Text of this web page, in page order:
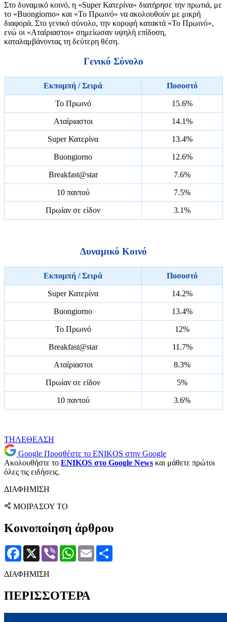
Στο δυναμικό κοινό, η «Super Κατερίνα» διατήρησε την πρωτιά, με
το «Buongiorno» και «Το Πρωινό» να ακολουθούν με μικρή
διαφορά. Στο γενικό σύνολο, την κορυφή κατακτά «Το Πρωινό»,
ενώ οι «Αταίριαστοι» σημείωσαν υψηλή επίδοση,
καταλαμβάνοντας τη δεύτερη θέση.
Γενικό Σύνολο
Εκπομπή / Σειρά Ποσοστό
Το Πρωινό 15.6%
Αταίριαστοι 14.1%
Super Κατερίνα 13.4%
Buongiorno 12.6%
Breakfast@star 7.6%
10 παντού 7.5%
Πρωίαν σε είδον 3.1%
Δυναμικό Κοινό
Εκπομπή / Σειρά Ποσοστό
Super Κατερίνα 14.2%
Buongiorno 13.4%
Το Πρωινό 12%
Breakfast@star 11.7%
Αταίριαστοι 8.3%
Πρωίαν σε είδον 5%
10 παντού 3.6%
ΤΗΛΕΘΕΑΣΗ
Google Προσθέστε το ENIKOS στην Google
Ακολουθήστε το ENIKOS στο Google News και μάθετε πρώτοι
όλες τις ειδήσεις.
ΔΙΑΦΗΜΙΣΗ
ΜΟΙΡΑΣΟΥ ΤΟ
Κοινοποίηση άρθρου
Facebook
X Viber WhatsApp
Email
ΔΙΑΦΗΜΙΣΗ
ΠΕΡΙΣΣΟΤΕΡΑ